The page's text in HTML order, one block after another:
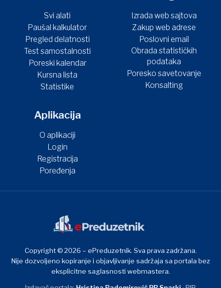
Svi alati
Paušal kalkulator
Pregled delatnosti
Test samostalnosti
Poreski kalendar
Kursna lista
Statistike
Izrada web sajtova
Zakup web adrese
Poslovni email
Obrada statističkih
podataka
Poresko savetovanje
Konsalting
Aplikacija
O aplikaciji
Login
Registracija
Poređenja
Copyright © 2026 – ePreduzetnik. Sva prava zadržana.
Nije dozvoljeno kopiranje i objavljivanje sadržaja sa portala bez
eksplicitne saglasnosti webmastera.